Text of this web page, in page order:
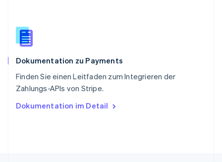
Dokumentation zu Payments
Finden Sie einen Leitfaden zum Integrieren der
Zahlungs-APIs von Stripe.
Dokumentation im Detail
English
Spanien
Thailand
Tschechische Republik
English
English